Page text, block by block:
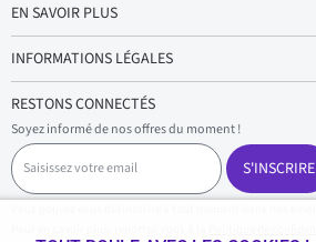
EN SAVOIR PLUS
INFORMATIONS LÉGALES
RESTONS CONNECTÉS
Soyez informé de nos offres du moment !
S
a
i
s
S'INSCRIRE